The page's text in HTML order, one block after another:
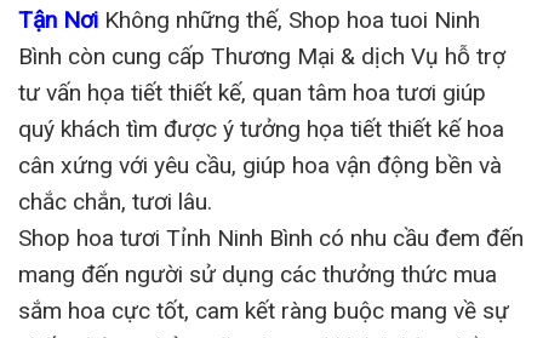
Tận Nơi Không những thế, Shop hoa tuoi Ninh
Bình còn cung cấp Thương Mại & dịch Vụ hỗ trợ
tư vấn họa tiết thiết kế, quan tâm hoa tươi giúp
quý khách tìm được ý tưởng họa tiết thiết kế hoa
cân xứng với yêu cầu, giúp hoa vận động bền và
chắc chắn, tươi lâu.
Shop hoa tươi Tỉnh Ninh Bình có nhu cầu đem đến
mang đến người sử dụng các thưởng thức mua
sắm hoa cực tốt, cam kết ràng buộc mang về sự